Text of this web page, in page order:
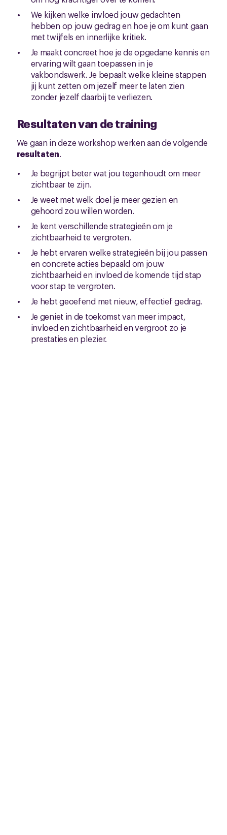
We kijken welke invloed jouw gedachten
hebben op jouw gedrag en hoe je om kunt gaan
met twijfels en innerlijke kritiek.
Je maakt concreet hoe je de opgedane kennis en
ervaring wilt gaan toepassen in je
vakbondswerk. Je bepaalt welke kleine stappen
jij kunt zetten om jezelf meer te laten zien
zonder jezelf daarbij te verliezen.
Resultaten van de training
We gaan in deze workshop werken aan de volgende
resultaten.
Je begrijpt beter wat jou tegenhoudt om meer
zichtbaar te zijn.
Je weet met welk doel je meer gezien en
gehoord zou willen worden.
Je kent verschillende strategieën om je
zichtbaarheid te vergroten.
Je hebt ervaren welke strategieën bij jou passen
en concrete acties bepaald om jouw
zichtbaarheid en invloed de komende tijd stap
voor stap te vergroten.
Je hebt geoefend met nieuw, effectief gedrag.
Je geniet in de toekomst van meer impact,
invloed en zichtbaarheid en vergroot zo je
prestaties en plezier.